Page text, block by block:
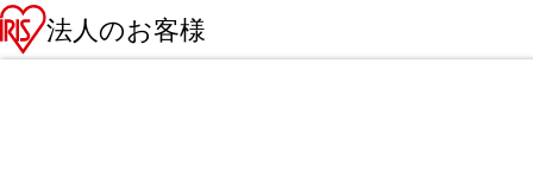
法人のお客様